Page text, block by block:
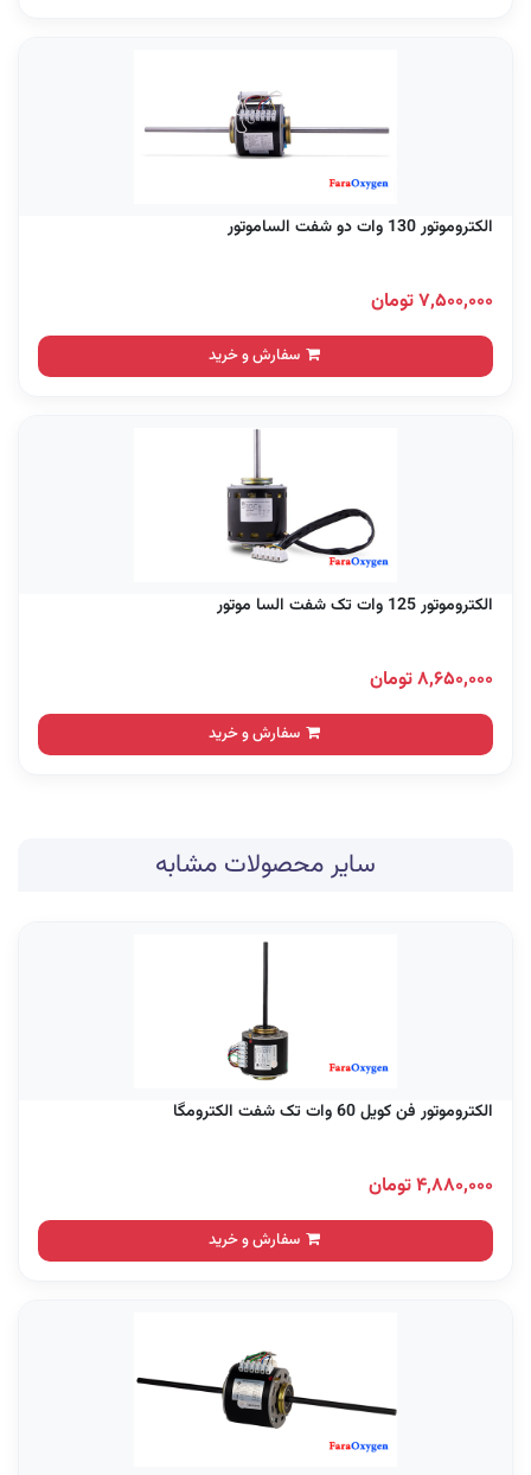
الکتروموتور 130 وات دو شفت الساموتور
۷,۵۰۰,۰۰۰ تومان
سفارش و خرید
الکتروموتور 125 وات تک شفت السا موتور
۸,۶۵۰,۰۰۰ تومان
سفارش و خرید
سایر محصولات مشابه
الکتروموتور فن کویل 60 وات تک شفت الکترومگا
۴,۸۸۰,۰۰۰ تومان
سفارش و خرید